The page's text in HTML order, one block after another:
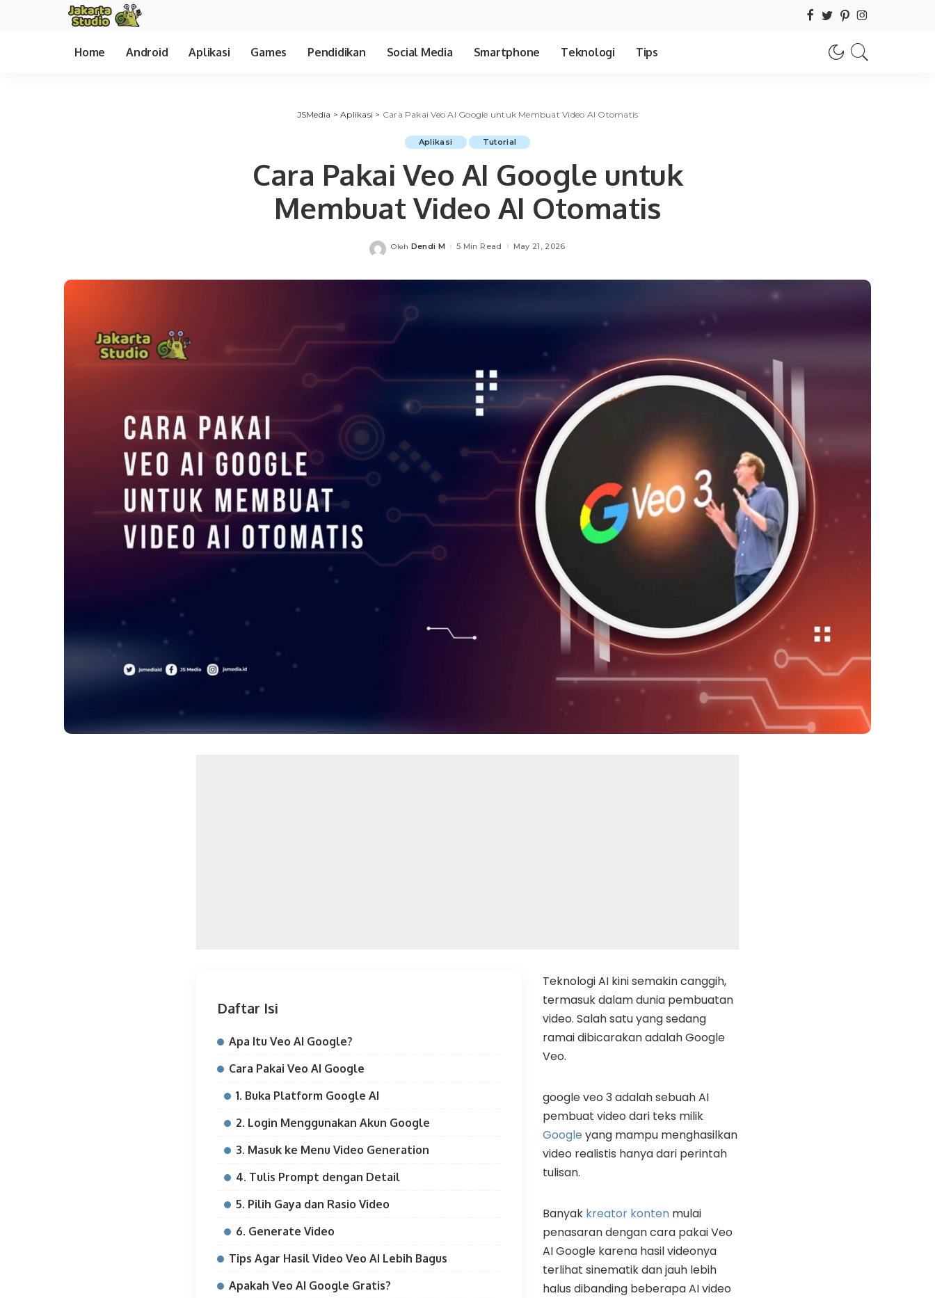
Home Android Aplikasi Games Pendidikan Social Media Smartphone Teknologi Tips
JSMedia >Aplikasi > Cara Pakai Veo AI Google untuk Membuat Video AI Otomatis
Aplikasi Tutorial
Cara Pakai Veo AI Google untuk
Membuat Video AI Otomatis
Posted
Oleh Dendi M 5 Min Read May 21, 2026
Daftar Isi
Apa Itu Veo AI Google?
Cara Pakai Veo AI Google
1. Buka Platform Google AI
2. Login Menggunakan Akun Google
3. Masuk ke Menu Video Generation
4. Tulis Prompt dengan Detail
5. Pilih Gaya dan Rasio Video
6. Generate Video
Tips Agar Hasil Video Veo AI Lebih Bagus
Apakah Veo AI Google Gratis?
Teknologi AI kini semakin canggih,
termasuk dalam dunia pembuatan
video. Salah satu yang sedang
ramai dibicarakan adalah Google
Veo.
google veo 3 adalah sebuah AI
pembuat video dari teks milik
Google yang mampu menghasilkan
video realistis hanya dari perintah
tulisan.
Banyak kreator konten mulai
penasaran dengan cara pakai Veo
AI Google karena hasil videonya
terlihat sinematik dan jauh lebih
halus dibanding beberapa AI video